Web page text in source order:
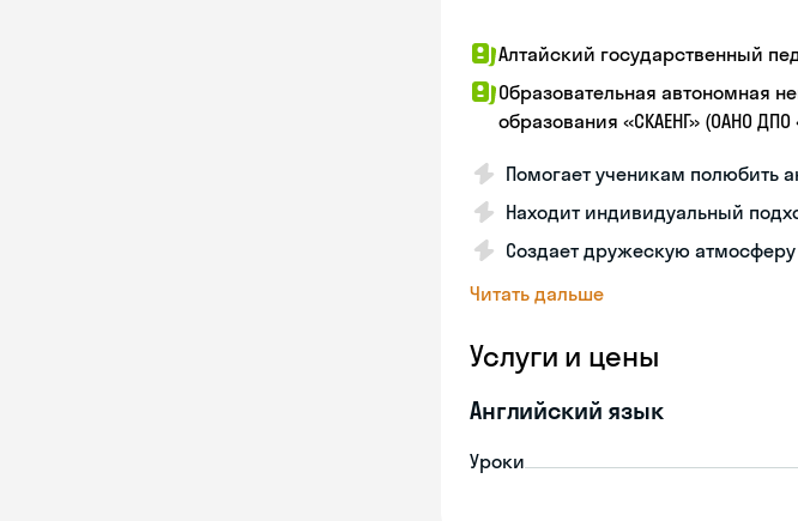
Алтайский государственный
Образовательная автономная
образования «СКАЕНГ» (ОАНО ДПО
Помогает ученикам полюбить
Находит индивидуальный
Создает дружескую атмосферу
Читать дальше
Услуги и цены
Английский язык
Уроки